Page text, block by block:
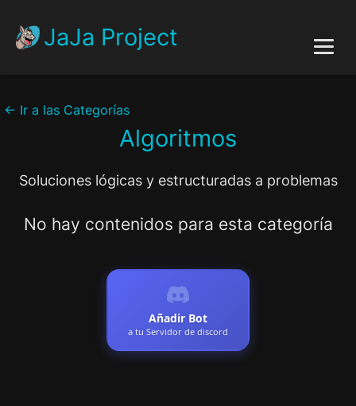
JaJa Project
<- Ir a las Categorías
Algoritmos
Soluciones lógicas y estructuradas a problemas
No hay contenidos para esta categoría
Añadir Bot
a tu Servidor de discord